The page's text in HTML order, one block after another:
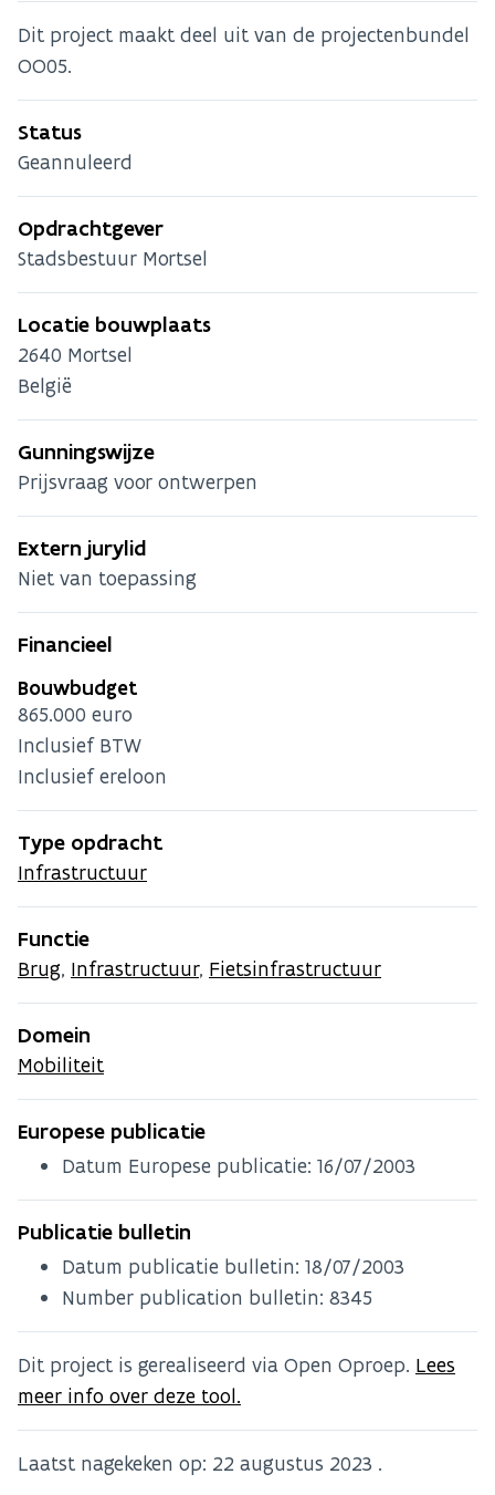
Dit project maakt deel uit van de projectenbundel
OO05.
Status
Geannuleerd
Opdrachtgever
Stadsbestuur Mortsel
Locatie bouwplaats
2640 Mortsel
België
Gunningswijze
Prijsvraag voor ontwerpen
Extern jurylid
Niet van toepassing
Financieel
Bouwbudget
865.000 euro
Inclusief BTW
Inclusief ereloon
Type opdracht
Infrastructuur
Functie
Brug, Infrastructuur, Fietsinfrastructuur
Domein
Mobiliteit
Europese publicatie
Datum Europese publicatie: 16/07/2003
Publicatie bulletin
Datum publicatie bulletin: 18/07/2003
Number publication bulletin: 8345
Dit project is gerealiseerd via Open Oproep. Lees
meer info over deze tool.
Laatst nagekeken op: 22 augustus 2023 .